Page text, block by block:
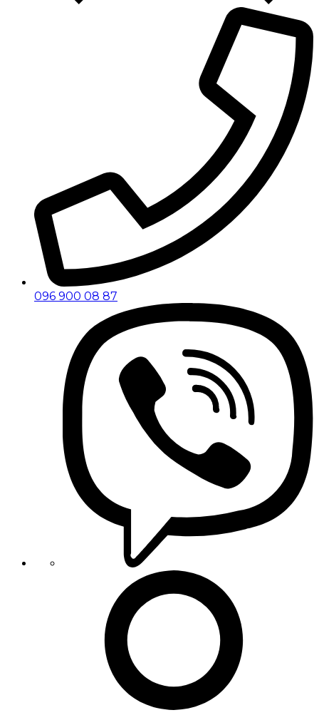
096 900 08 87